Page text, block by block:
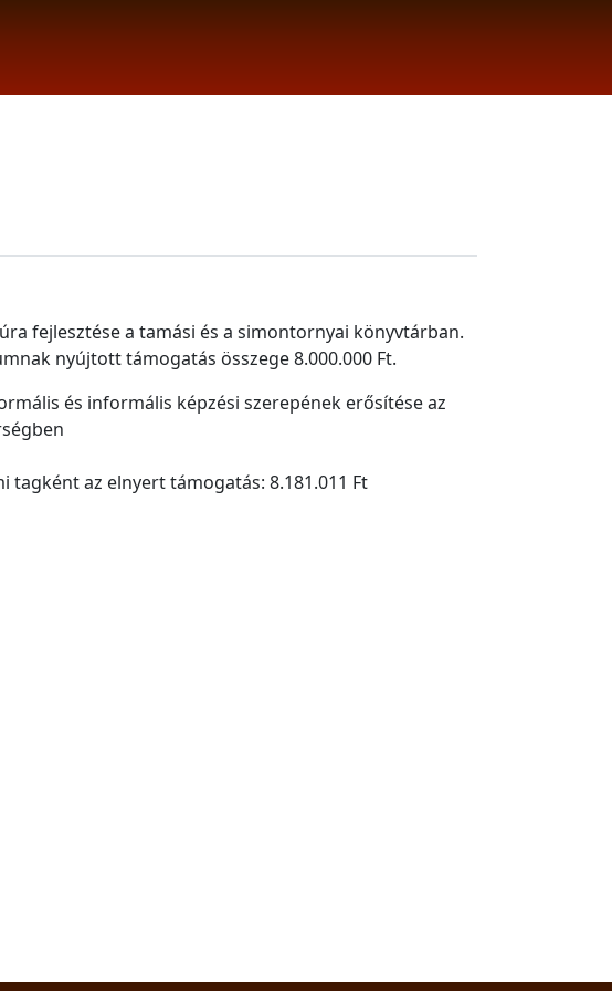
fejlesztése a tamási és a simontornyai könyvtárban.
nyújtott támogatás összege 8.000.000 Ft.
és informális képzési szerepének erősítése az
tagként az elnyert támogatás: 8.181.011 Ft